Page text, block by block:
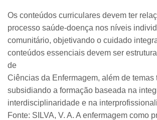
Os conteúdos curriculares devem ter
processo saúde-doença nos níveis
comunitário, objetivando o cuidado
conteúdos essenciais devem ser
de
Ciências da Enfermagem, além de temas
subsidiando a formação baseada na
interdisciplinaridade e na
Fonte: SILVA, V. A. A enfermagem como